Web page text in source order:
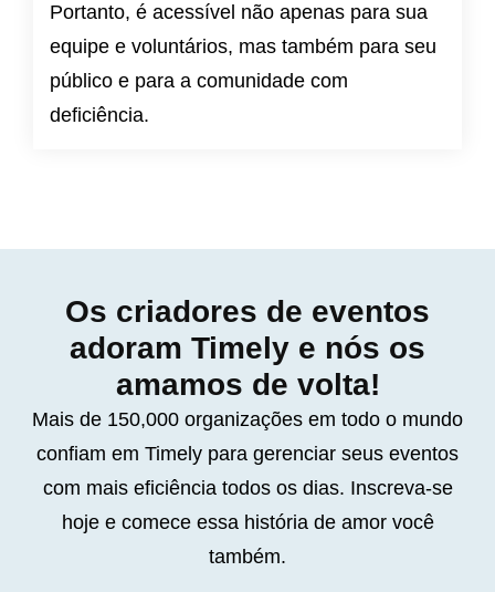
Portanto, é acessível não apenas para sua
equipe e voluntários, mas também para seu
público e para a comunidade com
deficiência.
Os criadores de eventos
adoram Timely e nós os
amamos de volta!
Mais de 150,000 organizações em todo o mundo
confiam em Timely para gerenciar seus eventos
com mais eficiência todos os dias. Inscreva-se
hoje e comece essa história de amor você
também.